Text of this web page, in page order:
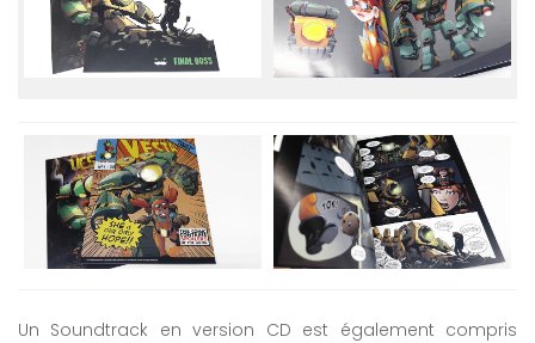
Un Soundtrack en version CD est également compris